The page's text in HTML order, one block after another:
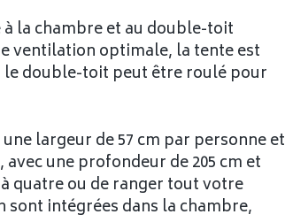
la chambre et au double-toit
ventilation optimale, la tente est
le double-toit peut être roulé pour
largeur de 57 cm par personne et
avec une profondeur de 205 cm et
quatre ou de ranger tout votre
sont intégrées dans la chambre,